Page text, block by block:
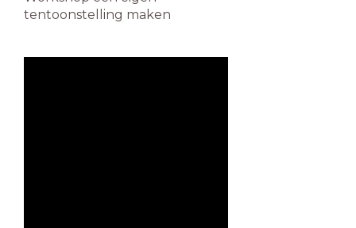
tentoonstelling maken